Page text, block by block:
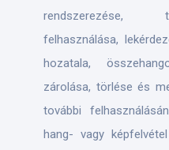
rendszerezése,
felhasználása,
hozatala,
zárolása, törlése és
további
hang- vagy